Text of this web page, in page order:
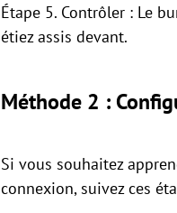
Étape 5. Contrôler : Le
étiez assis devant.
Méthode 2 :
Si vous souhaitez
connexion, suivez ces